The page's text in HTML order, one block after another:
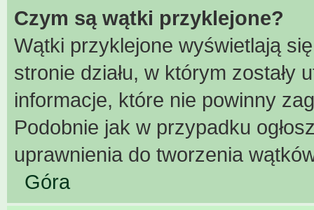
Czym są wątki przyklejone?
Wątki przyklejone wyświetlają
stronie działu, w którym zostały
informacje, które nie powinny
Podobnie jak w przypadku
uprawnienia do tworzenia
Góra